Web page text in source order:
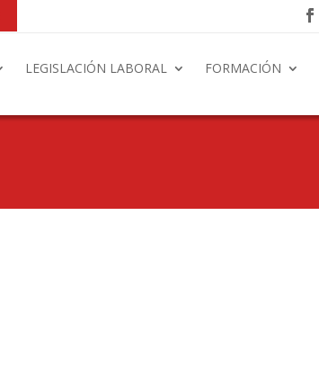
LEGISLACIÓN LABORAL FORMACIÓN